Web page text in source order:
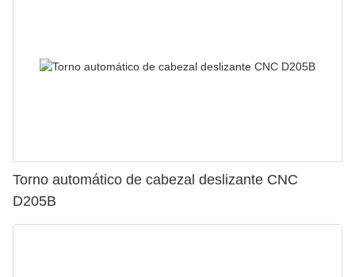
Torno automático de cabezal deslizante CNC
D205B